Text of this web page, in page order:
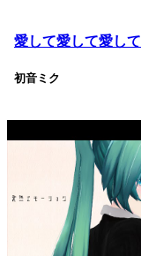
愛して愛して愛して
初音ミク